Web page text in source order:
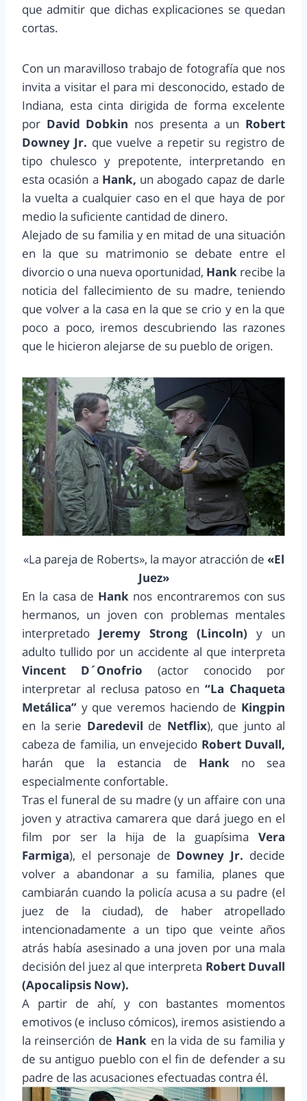
que admitir que dichas explicaciones se quedan
cortas.
Con un maravilloso trabajo de fotografía que nos
invita a visitar el para mi desconocido, estado de
Indiana, esta cinta dirigida de forma excelente
por David Dobkin nos presenta a un Robert
Downey Jr. que vuelve a repetir su registro de
tipo chulesco y prepotente, interpretando en
esta ocasión a Hank, un abogado capaz de darle
la vuelta a cualquier caso en el que haya de por
medio la suficiente cantidad de dinero.
Alejado de su familia y en mitad de una situación
en la que su matrimonio se debate entre el
divorcio o una nueva oportunidad, Hank recibe la
noticia del fallecimiento de su madre, teniendo
que volver a la casa en la que se crio y en la que
poco a poco, iremos descubriendo las razones
que le hicieron alejarse de su pueblo de origen.
«La pareja de Roberts», la mayor atracción de «El
Juez»
En la casa de Hank nos encontraremos con sus
hermanos, un joven con problemas mentales
interpretado Jeremy Strong (Lincoln) y un
adulto tullido por un accidente al que interpreta
Vincent D´Onofrio (actor conocido por
interpretar al reclusa patoso en “La Chaqueta
Metálica” y que veremos haciendo de Kingpin
en la serie Daredevil de Netflix), que junto al
cabeza de familia, un envejecido Robert Duvall,
harán que la estancia de Hank no sea
especialmente confortable.
Tras el funeral de su madre (y un affaire con una
joven y atractiva camarera que dará juego en el
film por ser la hija de la guapísima Vera
Farmiga), el personaje de Downey Jr. decide
volver a abandonar a su familia, planes que
cambiarán cuando la policía acusa a su padre (el
juez de la ciudad), de haber atropellado
intencionadamente a un tipo que veinte años
atrás había asesinado a una joven por una mala
decisión del juez al que interpreta Robert Duvall
(Apocalipsis Now).
A partir de ahí, y con bastantes momentos
emotivos (e incluso cómicos), iremos asistiendo a
la reinserción de Hank en la vida de su familia y
de su antiguo pueblo con el fin de defender a su
padre de las acusaciones efectuadas contra él.